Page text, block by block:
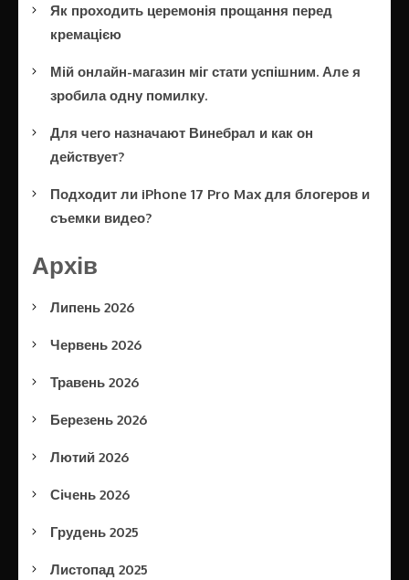
Як проходить церемонія прощання перед
кремацією
Мій онлайн-магазин міг стати успішним. Але я
зробила одну помилку.
Для чего назначают Винебрал и как он
действует?
Подходит ли iPhone 17 Pro Max для блогеров и
съемки видео?
Архів
Липень 2026
Червень 2026
Травень 2026
Березень 2026
Лютий 2026
Січень 2026
Грудень 2025
Листопад 2025